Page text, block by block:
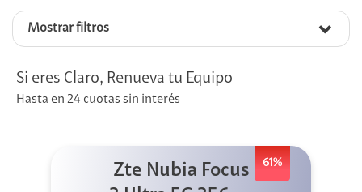
Mostrar filtros
Si eres Claro, Renueva tu Equipo
Hasta en 24 cuotas sin interés
61%
Zte Nubia Focus